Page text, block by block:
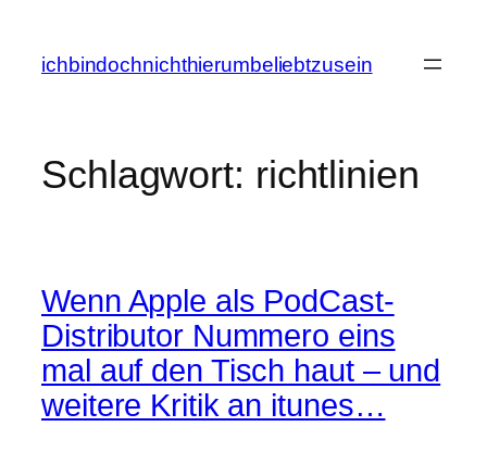
springen
ichbindochnichthierumbeliebtzusein
Schlagwort: richtlinien
Wenn Apple als PodCast-
Distributor Nummero eins
mal auf den Tisch haut – und
weitere Kritik an itunes…